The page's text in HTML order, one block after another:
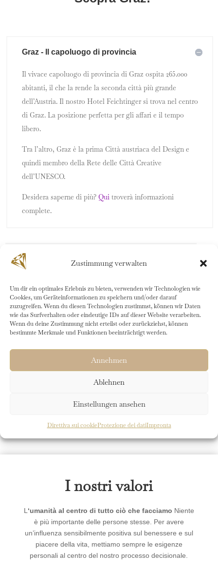
Zustimmung verwalten
Um dir ein optimales Erlebnis zu bieten, verwenden wir Technologien wie
Cookies, um Geräteinformationen zu speichern und/oder darauf
zuzugreifen. Wenn du diesen Technologien zustimmst, können wir Daten
wie das Surfverhalten oder eindeutige IDs auf dieser Website verarbeiten.
Wenn du deine Zustimmung nicht erteilst oder zurückziehst, können
bestimmte Merkmale und Funktionen beeinträchtigt werden.
Annehmen
Ablehnen
Einstellungen ansehen
Direttiva sui cookieProtezione dei datiImpronta
Graz - Il capoluogo di provincia
Il vivace capoluogo di provincia di Graz ospita 265.000
abitanti, il che la rende la seconda città più grande
dell’Austria. Il nostro Hotel Feichtinger si trova nel centro
di Graz. La posizione perfetta per gli affari e il tempo
libero.
Tra l’altro, Graz è la prima Città austriaca del Design e
quindi membro della Rete delle Città Creative
dell’UNESCO.
Desidera saperne di più? Qui troverà informazioni
complete.
Lend - il quartiere urbano
Gastronomia
I nostri valori
L ‘umanità al centro di tutto ciò che facciamo Niente
è più importante delle persone stesse. Per avere
un’influenza sensibilmente positiva sul benessere e sul
piacere della vita, mettiamo sempre le esigenze
personali al centro del nostro processo decisionale.